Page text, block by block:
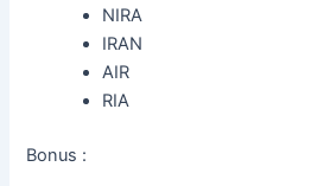
NIRA
IRAN
AIR
RIA
Bonus :